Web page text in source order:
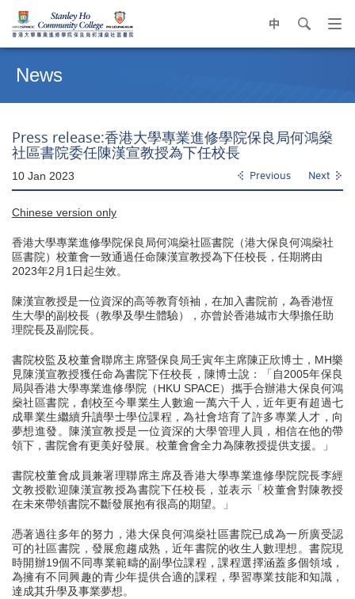
中 search
contentNews
Press release:香港大學專業進修學院保良局何鴻燊
社區書院委任陳漢宣教授為下任校長
10 Jan 2023 Previous Next
Chinese version only
香港大學專業進修學院保良局何鴻燊社區書院（港大保良何鴻燊社
區書院）校董會一致通過任命陳漢宣教授為下任校長，任期將由
2023年2月1日起生效。
陳漢宣教授是一位資深的高等教育領袖，在加入書院前，為香港恆
生大學的副校長（教學及學生體驗），亦曾於香港城市大學擔任助
理院長及副院長。
書院校監及校董會聯席主席暨保良局壬寅年主席陳正欣博士，MH樂
見陳漢宣教授獲任命為書院下任校長，陳博士說：「自2005年保良
局與香港大學專業進修學院（HKU SPACE）攜手合辦港大保良何鴻
燊社區書院，創校至今畢業生人數逾一萬六千人，近年更有超過七
成畢業生繼續升讀學士學位課程，為社會培育了許多專業人才，向
夢想進發。陳漢宣教授是一位資深的大學管理人員，相信在他的帶
領下，書院會有更美好發展。校董會會全力為陳教授提供支援。」
書院校董會成員兼署理聯席主席及香港大學專業進修學院院長李經
文教授歡迎陳漢宣教授為書院下任校長，並表示「校董會對陳教授
在未來帶領書院不斷發展抱有很高的期望。」
憑著過往多年的努力，港大保良何鴻燊社區書院已成為一所廣受認
可的社區書院，發展愈趨成熟，近年書院的收生人數理想。書院現
時開辦19個不同專業範疇的副學位課程，課程選擇涵蓋多個領域，
為擁有不同興趣的青少年提供合適的課程，學習專業技能和知識，
達成其升學及事業夢想。